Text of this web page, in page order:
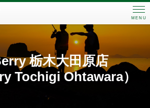
MENU
栃木大田原店
Tochigi Ohtawara）